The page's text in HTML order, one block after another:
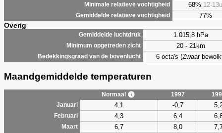
Minimale relatieve vochtigheid 68% 12-13u
Gemiddelde relatieve vochtigheid 77%
Overig
Gemiddelde luchtdruk 1.015,8 hPa
Minimum opgetreden zicht 20 - 21km
Bedekkingsgraad van de bovenlucht 6 octa's (Zwaar
Maandgemiddelde temperaturen
Normaal 1997
Januari
4,1 -0,7
Februari 4,3 6,4
Maart 6,7 8,0